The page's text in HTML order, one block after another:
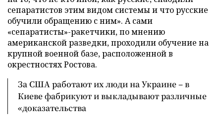
сепаратистов этим видом системы и что русские
обучили обращению с ним». А сами
«сепаратисты»-ракетчики, по мнению
американской разведки, проходили обучение на
крупной военной базе, расположенной в
окрестностях Ростова.
За США работают их люди на Украине – в
Киеве фабрикуют и выкладывают различные
«доказательства